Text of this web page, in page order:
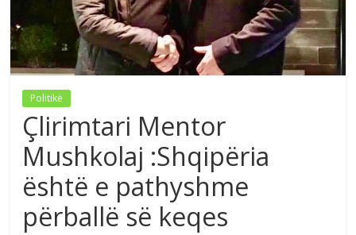
Politikë
Çlirimtari Mentor
Mushkolaj :Shqipëria
është e pathyshme
përballë së keqes